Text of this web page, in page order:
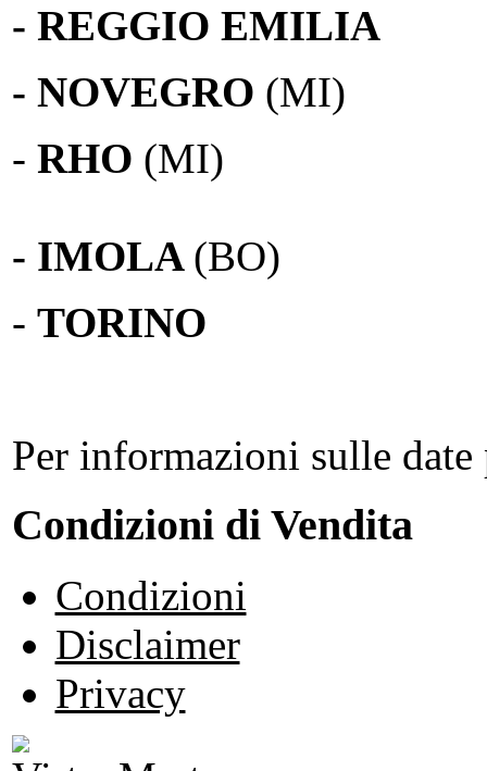
- REGGIO EMILIA
- NOVEGRO (MI)
- RHO (MI)
- IMOLA (BO)
- TORINO
Per informazioni sulle
Condizioni di Vendita
Condizioni
Disclaimer
Privacy